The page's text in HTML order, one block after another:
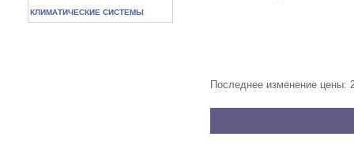
КЛИМАТИЧЕСКИЕ СИСТЕМЫ
Последнее изменение цены: